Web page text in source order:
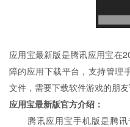
应用宝最新版是腾讯应用宝在
障的应用下载平台，支持管理
文件，需要下载软件游戏的朋友
应用宝最新版官方介绍：
腾讯应用宝手机版是腾讯